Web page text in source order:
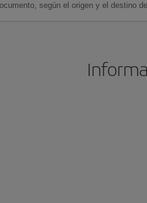
según el origen y el destino